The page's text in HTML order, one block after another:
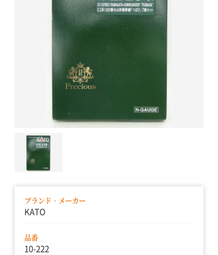
ブランド・メーカー
KATO
品番
10-222